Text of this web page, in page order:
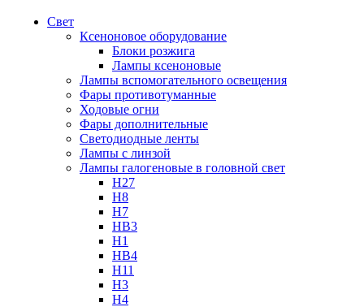
Свет
Ксеноновое оборудование
Блоки розжига
Лампы ксеноновые
Лампы вспомогательного освещения
Фары противотуманные
Ходовые огни
Фары дополнительные
Светодиодные ленты
Лампы с линзой
Лампы галогеновые в головной свет
H27
H8
H7
HB3
H1
HB4
H11
H3
H4